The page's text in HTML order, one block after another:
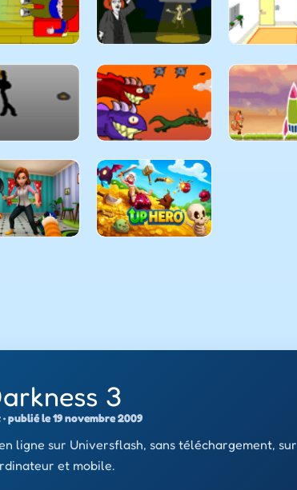
3
publié le 19 novembre 2009
ligne sur Universflash, sans téléchargement, sur
et mobile.